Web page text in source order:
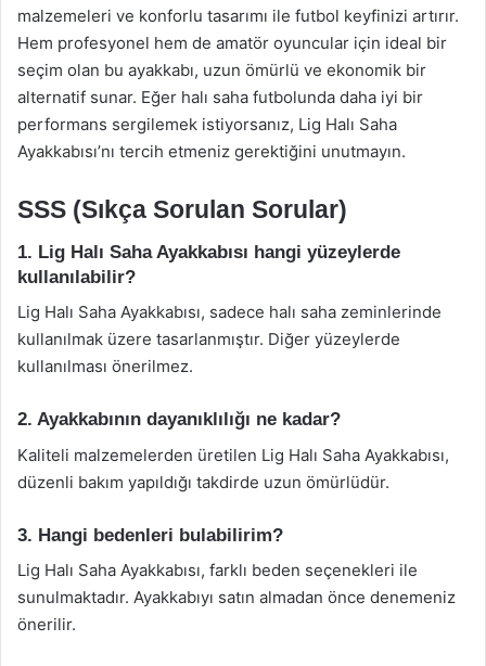
malzemeleri ve konforlu tasarımı ile futbol keyfinizi artırır.
Hem profesyonel hem de amatör oyuncular için ideal bir
seçim olan bu ayakkabı, uzun ömürlü ve ekonomik bir
alternatif sunar. Eğer halı saha futbolunda daha iyi bir
performans sergilemek istiyorsanız, Lig Halı Saha
Ayakkabısı’nı tercih etmeniz gerektiğini unutmayın.
SSS (Sıkça Sorulan Sorular)
1. Lig Halı Saha Ayakkabısı hangi yüzeylerde
kullanılabilir?
Lig Halı Saha Ayakkabısı, sadece halı saha zeminlerinde
kullanılmak üzere tasarlanmıştır. Diğer yüzeylerde
kullanılması önerilmez.
2. Ayakkabının dayanıklılığı ne kadar?
Kaliteli malzemelerden üretilen Lig Halı Saha Ayakkabısı,
düzenli bakım yapıldığı takdirde uzun ömürlüdür.
3. Hangi bedenleri bulabilirim?
Lig Halı Saha Ayakkabısı, farklı beden seçenekleri ile
sunulmaktadır. Ayakkabıyı satın almadan önce denemeniz
önerilir.